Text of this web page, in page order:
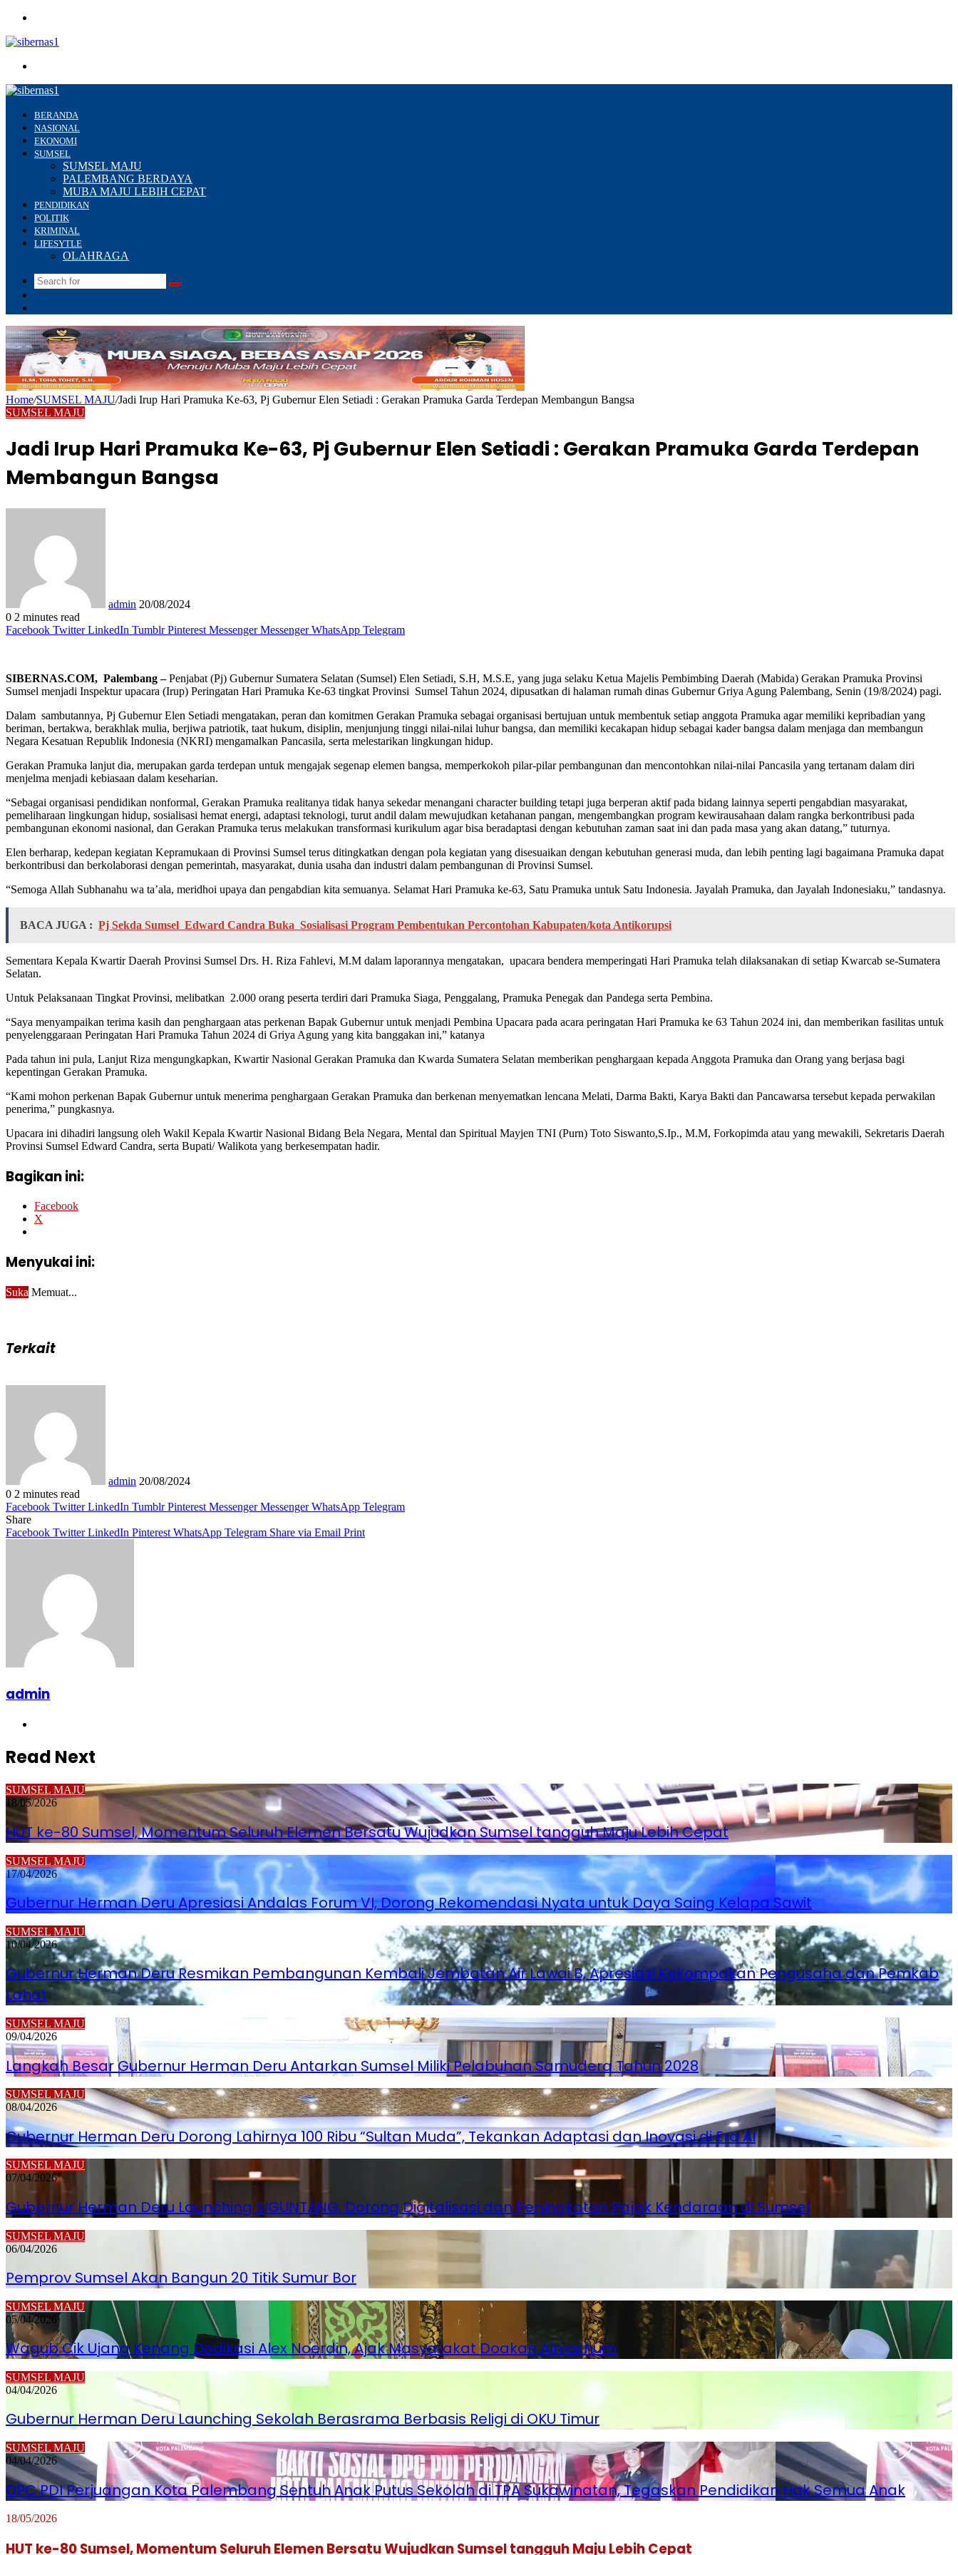
BERANDA
NASIONAL
EKONOMI
SUMSEL
SUMSEL MAJU
PALEMBANG BERDAYA
MUBA MAJU LEBIH CEPAT
PENDIDIKAN
POLITIK
KRIMINAL
LIFESYTLE
OLAHRAGA
Search
Home/SUMSEL MAJU/Jadi Irup Hari Pramuka Ke-63, Pj Gubernur Elen Setiadi : Gerakan Pramuka Garda Terdepan Membangun Bangsa
SUMSEL MAJU
Jadi Irup Hari Pramuka Ke-63, Pj Gubernur Elen Setiadi : Gerakan Pramuka Garda Terdepan
Membangun Bangsa
admin 20/08/2024
0 2 minutes read
Facebook Twitter LinkedIn Tumblr Pinterest Messenger Messenger WhatsApp Telegram
SIBERNAS.COM, Palembang –Penjabat (Pj) Gubernur Sumatera Selatan (Sumsel) Elen Setiadi, S.H, M.S.E, yang juga selaku Ketua Majelis Pembimbing Daerah (Mabida) Gerakan Pramuka Provinsi
Sumsel menjadi Inspektur upacara (Irup) Peringatan Hari Pramuka Ke-63 tingkat Provinsi Sumsel Tahun 2024, dipusatkan di halaman rumah dinas Gubernur Griya Agung Palembang, Senin (19/8/2024) pagi.
Dalam sambutannya, Pj Gubernur Elen Setiadi mengatakan, peran dan komitmen Gerakan Pramuka sebagai organisasi bertujuan untuk membentuk setiap anggota Pramuka agar memiliki kepribadian yang
beriman, bertakwa, berakhlak mulia, berjiwa patriotik, taat hukum, disiplin, menjunjung tinggi nilai-nilai luhur bangsa, dan memiliki kecakapan hidup sebagai kader bangsa dalam menjaga dan membangun
Negara Kesatuan Republik Indonesia (NKRI) mengamalkan Pancasila, serta melestarikan lingkungan hidup.
Gerakan Pramuka lanjut dia, merupakan garda terdepan untuk mengajak segenap elemen bangsa, memperkokoh pilar-pilar pembangunan dan mencontohkan nilai-nilai Pancasila yang tertanam dalam diri
menjelma menjadi kebiasaan dalam keseharian.
“Sebagai organisasi pendidikan nonformal, Gerakan Pramuka realitanya tidak hanya sekedar menangani character building tetapi juga berperan aktif pada bidang lainnya seperti pengabdian masyarakat,
pemeliharaan lingkungan hidup, sosialisasi hemat energi, adaptasi teknologi, turut andil dalam mewujudkan ketahanan pangan, mengembangkan program kewirausahaan dalam rangka berkontribusi pada
pembangunan ekonomi nasional, dan Gerakan Pramuka terus melakukan transformasi kurikulum agar bisa beradaptasi dengan kebutuhan zaman saat ini dan pada masa yang akan datang,” tuturnya.
Elen berharap, kedepan kegiatan Kepramukaan di Provinsi Sumsel terus ditingkatkan dengan pola kegiatan yang disesuaikan dengan kebutuhan generasi muda, dan lebih penting lagi bagaimana Pramuka dapat
berkontribusi dan berkolaborasi dengan pemerintah, masyarakat, dunia usaha dan industri dalam pembangunan di Provinsi Sumsel.
“Semoga Allah Subhanahu wa ta’ala, meridhoi upaya dan pengabdian kita semuanya. Selamat Hari Pramuka ke-63, Satu Pramuka untuk Satu Indonesia. Jayalah Pramuka, dan Jayalah Indonesiaku,” tandasnya.
BACA JUGA : Pj Sekda Sumsel Edward Candra Buka Sosialisasi Program Pembentukan Percontohan Kabupaten/kota Antikorupsi
Sementara Kepala Kwartir Daerah Provinsi Sumsel Drs. H. Riza Fahlevi, M.M dalam laporannya mengatakan, upacara bendera memperingati Hari Pramuka telah dilaksanakan di setiap Kwarcab se-Sumatera
Selatan.
Untuk Pelaksanaan Tingkat Provinsi, melibatkan 2.000 orang peserta terdiri dari Pramuka Siaga, Penggalang, Pramuka Penegak dan Pandega serta Pembina.
“Saya menyampaikan terima kasih dan penghargaan atas perkenan Bapak Gubernur untuk menjadi Pembina Upacara pada acara peringatan Hari Pramuka ke 63 Tahun 2024 ini, dan memberikan fasilitas untuk
penyelenggaraan Peringatan Hari Pramuka Tahun 2024 di Griya Agung yang kita banggakan ini,” katanya
Pada tahun ini pula, Lanjut Riza mengungkapkan, Kwartir Nasional Gerakan Pramuka dan Kwarda Sumatera Selatan memberikan penghargaan kepada Anggota Pramuka dan Orang yang berjasa bagi
kepentingan Gerakan Pramuka.
“Kami mohon perkenan Bapak Gubernur untuk menerima penghargaan Gerakan Pramuka dan berkenan menyematkan lencana Melati, Darma Bakti, Karya Bakti dan Pancawarsa tersebut kepada perwakilan
penerima,” pungkasnya.
Upacara ini dihadiri langsung oleh Wakil Kepala Kwartir Nasional Bidang Bela Negara, Mental dan Spiritual Mayjen TNI (Purn) Toto Siswanto,S.Ip., M.M, Forkopimda atau yang mewakili, Sekretaris Daerah
Provinsi Sumsel Edward Candra, serta Bupati/ Walikota yang berkesempatan hadir.
Bagikan ini:
Facebook
X
Menyukai ini:
Suka Memuat...
Terkait
admin 20/08/2024
0 2 minutes read
Facebook Twitter LinkedIn Tumblr Pinterest Messenger Messenger WhatsApp Telegram
Share
Facebook Twitter LinkedIn Pinterest WhatsApp Telegram Share via Email Print
admin
Read Next
SUMSEL MAJU
18/05/2026
HUT ke-80 Sumsel, Momentum Seluruh Elemen Bersatu Wujudkan Sumsel tangguh Maju Lebih Cepat
SUMSEL MAJU
17/04/2026
Gubernur Herman Deru Apresiasi Andalas Forum VI, Dorong Rekomendasi Nyata untuk Daya Saing Kelapa Sawit
SUMSEL MAJU
10/04/2026
Gubernur Herman Deru Resmikan Pembangunan Kembali Jembatan Air Lawai B, Apresiasi Kekompakan Pengusaha dan Pemkab
Lahat
SUMSEL MAJU
09/04/2026
Langkah Besar Gubernur Herman Deru Antarkan Sumsel Miliki Pelabuhan Samudera Tahun 2028
SUMSEL MAJU
08/04/2026
Gubernur Herman Deru Dorong Lahirnya 100 Ribu “Sultan Muda”, Tekankan Adaptasi dan Inovasi di Era AI
SUMSEL MAJU
07/04/2026
Gubernur Herman Deru Launching SIGUNTANG, Dorong Digitalisasi dan Peningkatan Pajak Kendaraan di Sumsel
SUMSEL MAJU
06/04/2026
Pemprov Sumsel Akan Bangun 20 Titik Sumur Bor
SUMSEL MAJU
05/04/2026
Wagub Cik Ujang Kenang Dedikasi Alex Noerdin, Ajak Masyarakat Doakan Almarhum
SUMSEL MAJU
04/04/2026
Gubernur Herman Deru Launching Sekolah Berasrama Berbasis Religi di OKU Timur
SUMSEL MAJU
04/04/2026
DPC PDI Perjuangan Kota Palembang Sentuh Anak Putus Sekolah di TPA Sukawinatan, Tegaskan Pendidikan Hak Semua Anak
18/05/2026
HUT ke-80 Sumsel, Momentum Seluruh Elemen Bersatu Wujudkan Sumsel tangguh Maju Lebih Cepat